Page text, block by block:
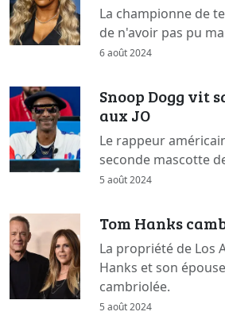
La championne de
de n'avoir pas pu
6 août 2024
Snoop Dogg vit
aux JO
Le rappeur
seconde mascotte
5 août 2024
Tom Hanks
La propriété de Los
Hanks et son
cambriolée.
5 août 2024